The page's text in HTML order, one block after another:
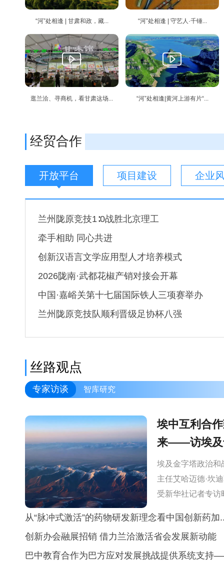
“河”处相逢 | 甘肃和政，藏... “河”处相逢 | 守艺人·千锤...
逛兰洽、寻商机，看甘肃这场... “河”处相逢|黄河上游有片“...
经贸合作
开放平台 项目建设 企业
兰州陇原竞技1∶0战胜北京理工
牵手相助 同心共进
创新汉语言文学应用型人才培养模式
2026陇南·武都花椒产销对接会开幕
中国·嘉峪关第十七届国际铁人三项赛举办
兰州陇原竞技队顺利晋级足协杯八强
丝路观点
专家访谈 智库研究
埃中互利合
来——访埃及
埃及金字塔政治和
主任艾哈迈德·坎
受新华社记者专访
从“脉冲式激活”的药物研发新理念看中国创新药加
创新办会融展招销 借力兰洽激活省会发展新动能
巴中教育合作为巴方应对发展挑战提供系统支持